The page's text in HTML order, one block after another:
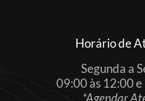
Horário de
Segunda a
09:00 às 12:00
*Agendar